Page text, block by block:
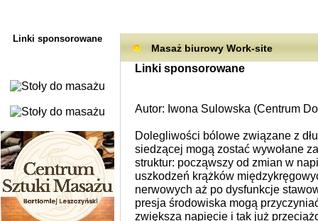
Linki sponsorowane
Masaż biurowy Work-site
Linki sponsorowane
Autor: Iwona Sulowska (Centrum
Dolegliwości bólowe związane z
siedzącej mogą zostać wywołane
struktur: począwszy od zmian w
uszkodzeń krążków
nerwowych aż po dysfunkcje
presja środowiska mogą
zwiększa napięcie i tak już